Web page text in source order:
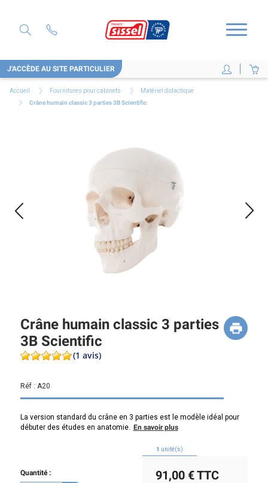
J'ACCÈDE AU SITE PARTICULIER
Accueil Fournitures pour cabinets
Matériel didactique
Crâne humain classic 3 parties 3B Scientific
Crâne humain classic 3 parties
3B Scientific
(1 avis)
Réf : A20
La version standard du crâne en 3 parties est le modèle idéal pour
débuter des études en anatomie. En savoir plus
Quantité :
1 unité(s)
91,00 €TTC